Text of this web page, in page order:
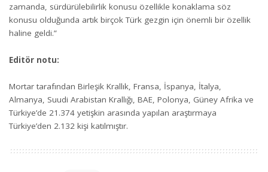
zamanda, sürdürülebilirlik konusu özellikle konaklama söz
konusu olduğunda artık birçok Türk gezgin için önemli bir özellik
haline geldi.”
Editör notu:
Mortar tarafından Birleşik Krallık, Fransa, İspanya, İtalya,
Almanya, Suudi Arabistan Krallığı, BAE, Polonya, Güney Afrika ve
Türkiye’de 21.374 yetişkin arasında yapılan araştırmaya
Türkiye’den 2.132 kişi katılmıştır.